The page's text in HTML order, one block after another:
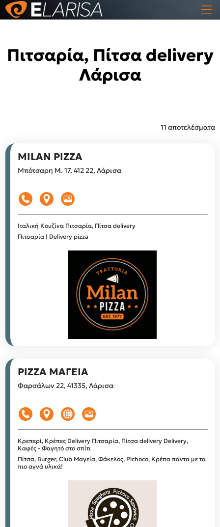
Πιτσαρία, Πίτσα delivery
Λάρισα
11 αποτελέσματα
MILAN PIZZA
Μπότσαρη Μ. 17, 412 22, Λάρισα
Ιταλική Κουζίνα Πιτσαρία, Πίτσα delivery
Πιτσαρία | Delivery pizza
PIZZA ΜΑΓΕΙΑ
Φαρσάλων 22, 41335, Λάρισα
Κρεπερί, Κρέπες Delivery Πιτσαρία, Πίτσα delivery Delivery,
Καφές - Φαγητό στο σπίτι
Πίτσα, Burger, Club Μαγεία, Φάκελος, Pichoco, Κρέπα πάντα με τα
πιο αγνά υλικά!